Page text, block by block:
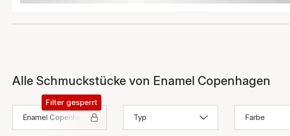
Alle Schmuckstücke von Enamel Copenhagen
Enamel Copenhagen
Filter gesperrt
Typ
Farbe